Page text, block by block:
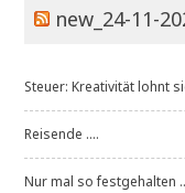
new_24-11-
Steuer: Kreativität lohnt
Reisende ....
Nur mal so festgehalten